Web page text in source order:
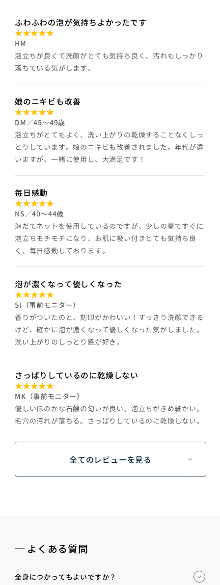
ふわふわの泡が気持ちよかったです
HM
泡立ちが良くて洗顔がとても気持ち良く、汚れもしっかり
落ちている気がします。
娘のニキビも改善
DM／45～49歳
泡立ちがとてもよく、洗い上がりの乾燥することなくしっ
とりしています。娘のニキビも改善されました。年代が違
いますが、一緒に使用し、大満足です！
毎日感動
NS／40～44歳
泡だてネットを使用しているのですが、少しの量ですぐに
泡立ちモチモチになり、お肌に吸い付きとても気持ち良
く、毎日感動しております。
泡が濃くなって優しくなった
SI（事前モニター）
香りがついたのと、刻印がかわいい！すっきり洗顔できる
けど、確かに泡が濃くなって優しくなった気がしました。
洗い上がりのしっとり感が好き。
さっぱりしているのに乾燥しない
MK（事前モニター）
優しいほのかな石鹸の匂いが良い。泡立ちがきめ細かい。
毛穴の汚れが落ちる。さっぱりしているのに乾燥しない。
全てのレビューを見る
よくある質問
全身につかってもよいですか？